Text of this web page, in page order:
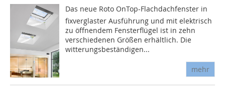
Das neue Roto OnTop-Flachdachfenster in
fixverglaster Ausführung und mit elektrisch
zu öffnendem Fensterflügel ist in zehn
verschiedenen Größen erhältlich. Die
witterungsbeständigen...
mehr